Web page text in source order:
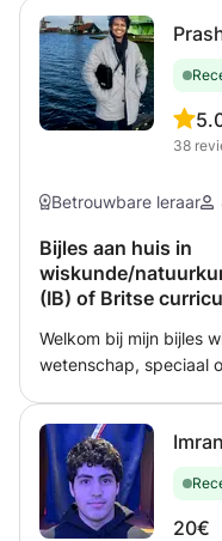
38
Betrouwbare leraar
Bijles aan huis in
wiskunde/
(IB) of Britse
Welkom bij mijn bijles
wetenschap, speciaal
in om studenten te
niet alleen te
ontwikkelen. Dit is wat
bijlessessies Gepersonaliseerd leren: Elke leerling is uniek
Imran
20€